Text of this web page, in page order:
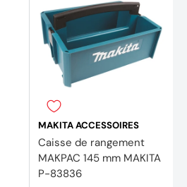
MAKITA ACCESSOIRES
Caisse de rangement
MAKPAC 145 mm MAKITA
P-83836